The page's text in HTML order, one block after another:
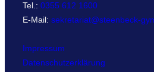
Tel.: 0355 612 1600
E-Mail: sekretariat@steenbeck-
Impressum
Datenschutzerklärung